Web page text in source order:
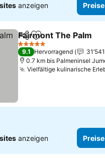
anzeigen
TeilenZu Favoriten
Fairmont The Palm
5 Sterne
9.1 Hervorragend
31’541
0.7 km bis Palmeninsel
Vielfältige kulinarische
anzeigen